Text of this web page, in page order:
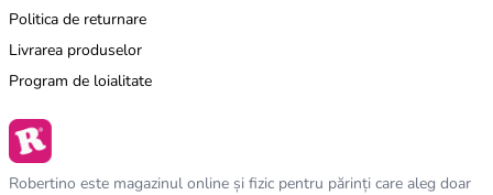
Politica de returnare
Livrarea produselor
Program de loialitate
Robertino este magazinul online și fizic pentru părinți care aleg doar